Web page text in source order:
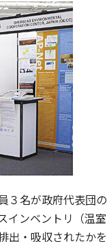
３名が政府代表団の
インベントリ（温室
出・吸収されたかを